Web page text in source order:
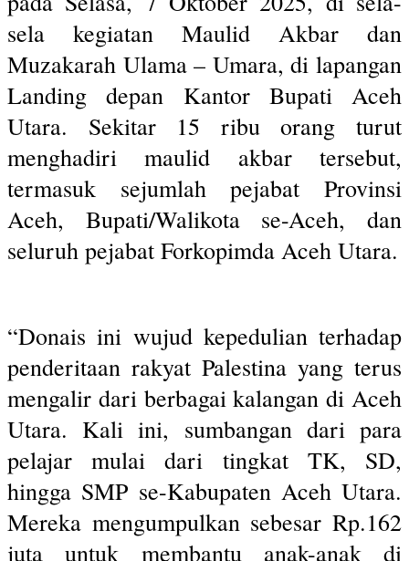
sela kegiatan Maulid Akbar dan
Muzakarah Ulama – Umara, di lapangan
Landing depan Kantor Bupati Aceh
Utara. Sekitar 15 ribu orang turut
menghadiri maulid akbar tersebut,
termasuk sejumlah pejabat Provinsi
Aceh, Bupati/Walikota se-Aceh, dan
seluruh pejabat Forkopimda Aceh Utara.
“Donais ini wujud kepedulian terhadap
penderitaan rakyat Palestina yang terus
mengalir dari berbagai kalangan di Aceh
Utara. Kali ini, sumbangan dari para
pelajar mulai dari tingkat TK, SD,
hingga SMP se-Kabupaten Aceh Utara.
Mereka mengumpulkan sebesar Rp.162
juta untuk membantu anak-anak di